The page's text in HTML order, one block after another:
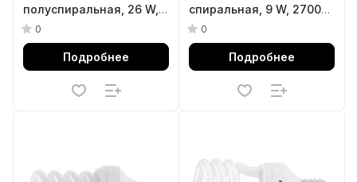
полуспиральная, 26 W,
2700K, E27, 8000ч Stern
0
Подробнее
спиральная, 9 W, 2700K,
E14, 8000ч Stern
0
Подробнее